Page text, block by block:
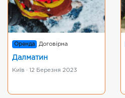
Оренда Договірна
Далматин
Київ · 12 Березня 2023